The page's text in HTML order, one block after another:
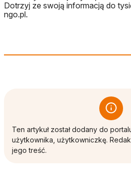
Dotrzyj ze swoją informacją do
ngo.pl.
Ten artykuł został dodany do
użytkownika, użytkowniczkę.
jego treść.